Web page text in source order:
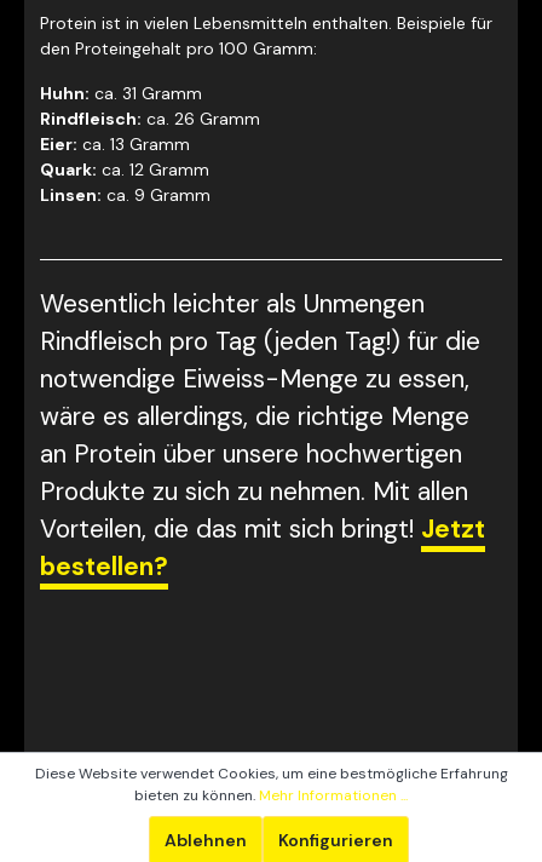
Protein ist in vielen Lebensmitteln enthalten. Beispiele für
den Proteingehalt pro 100 Gramm:
Huhn: ca. 31 Gramm
Rindfleisch: ca. 26 Gramm
Eier: ca. 13 Gramm
Quark: ca. 12 Gramm
Linsen: ca. 9 Gramm
Wesentlich leichter als Unmengen
Rindfleisch pro Tag (jeden Tag!) für die
notwendige Eiweiss-Menge zu essen,
wäre es allerdings, die richtige Menge
an Protein über unsere hochwertigen
Produkte zu sich zu nehmen. Mit allen
Vorteilen, die das mit sich bringt! Jetzt
bestellen?
Diese Website verwendet Cookies, um eine bestmögliche Erfahrung
bieten zu können.Mehr Informationen ...
Ablehnen Konfigurieren